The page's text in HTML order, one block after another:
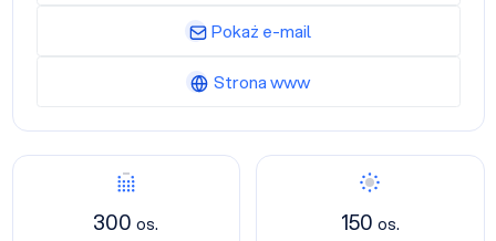
Konferencja
300os.
Bankiet
150 os.
Pokaż e-mail
Strona www